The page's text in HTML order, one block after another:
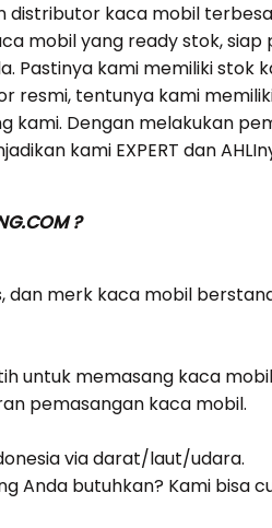
distributor kaca mobil
mobil yang ready stok, siap
Pastinya kami memiliki stok
resmi, tentunya kami
kami. Dengan melakukan
kami EXPERT dan
?
dan merk kaca mobil
untuk memasang kaca
pemasangan kaca mobil.
via darat/laut/udara.
Anda butuhkan? Kami bisa